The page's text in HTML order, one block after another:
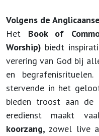
Volgens de
Het Book of
Worship) biedt
verering van God bij
en
stervende in het
bieden troost aan de
eredienst maakt
koorzang, zowel live